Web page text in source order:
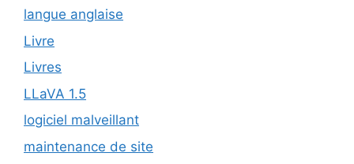
langue anglaise
Livre
Livres
LLaVA 1.5
logiciel malveillant
maintenance de site